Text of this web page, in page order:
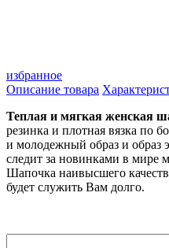
избранное
Описание товара
Теплая и мягкая женская
резинка и плотная вязка по
и молодежный образ и
следит за новинками в мире
Шапочка наивысшего
будет служить Вам долго.